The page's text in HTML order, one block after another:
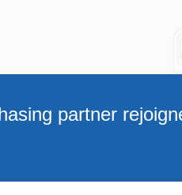
partner